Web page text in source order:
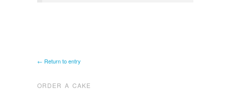
← Return to entry
ORDER A CAKE